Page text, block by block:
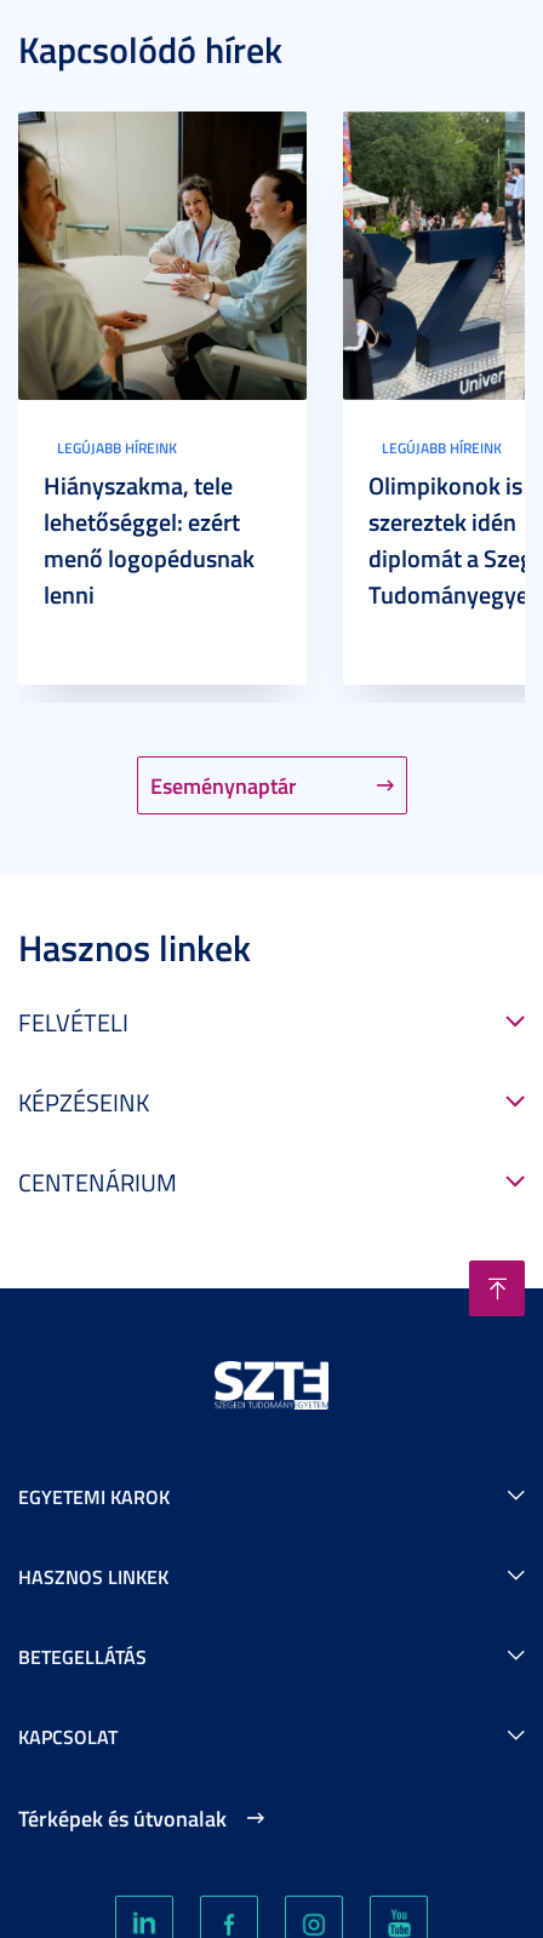
Kapcsolódó hírek
Eseménynaptár
LEGÚJABB HÍREINK
Hiányszakma, tele
lehetőséggel: ezért
menő logopédusnak
lenni
LEGÚJABB HÍREINK
Olimpikonok is
szereztek idén
diplomát a
Hasznos linkek
FELVÉTELI
KÉPZÉSEINK
CENTENÁRIUM
EGYETEMI KAROK
HASZNOS LINKEK
BETEGELLÁTÁS
KAPCSOLAT
Térképek és útvonalak